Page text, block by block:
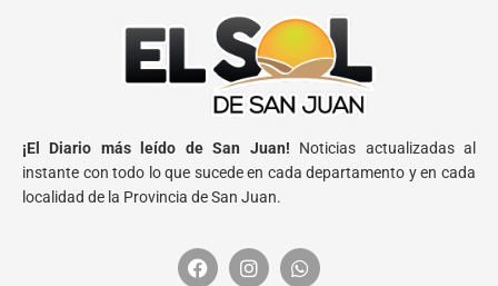
¡El Diario más leído de San Juan! Noticias actualizadas al
instante con todo lo que sucede en cada departamento y en cada
localidad de la Provincia de San Juan.